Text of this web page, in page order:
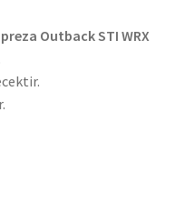
Outback STI WRX